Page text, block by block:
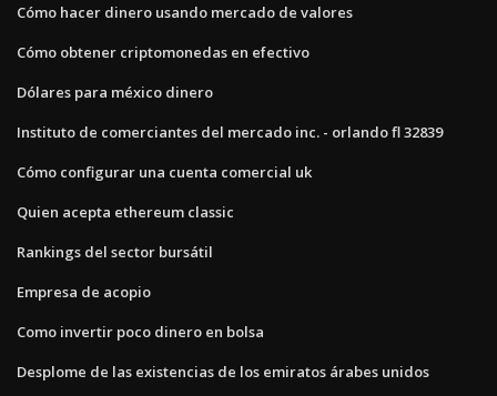
Cómo hacer dinero usando mercado de valores
Cómo obtener criptomonedas en efectivo
Dólares para méxico dinero
Instituto de comerciantes del mercado inc. - orlando fl 32839
Cómo configurar una cuenta comercial uk
Quien acepta ethereum classic
Rankings del sector bursátil
Empresa de acopio
Como invertir poco dinero en bolsa
Desplome de las existencias de los emiratos árabes unidos